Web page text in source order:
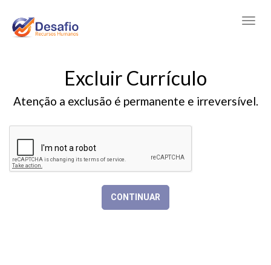
Excluir Currículo
Atenção a exclusão é permanente e irreversível.